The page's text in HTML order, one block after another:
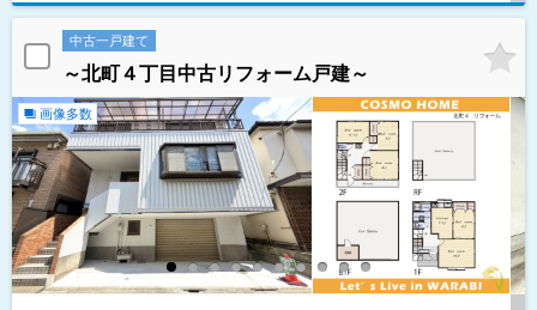
中古一戸建て
～北町４丁目中古リフォーム戸建～
画像多数